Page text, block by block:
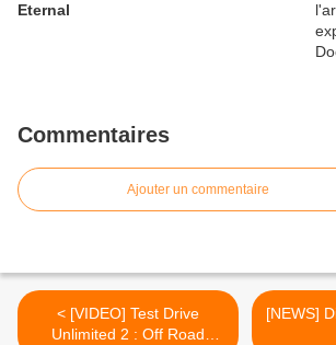
Eternal
Commentaires
Ajouter un commentaire
< [VIDEO] Test Drive
Unlimited 2 : Off Road